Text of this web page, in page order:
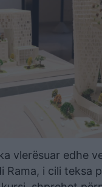
vlerësuar edhe
Rama, i cili teksa